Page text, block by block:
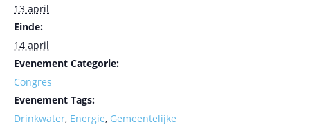
13 april
Einde:
14 april
Evenement Categorie:
Congres
Evenement Tags:
Drinkwater, Energie, Gemeentelijke